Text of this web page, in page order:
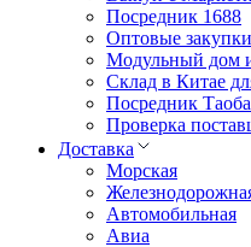
Посредник 1688
Оптовые закупки
Модульный дом
Склад в Китае
Посредник
Проверка
Доставка
Морская
Автомобильная
Авиа